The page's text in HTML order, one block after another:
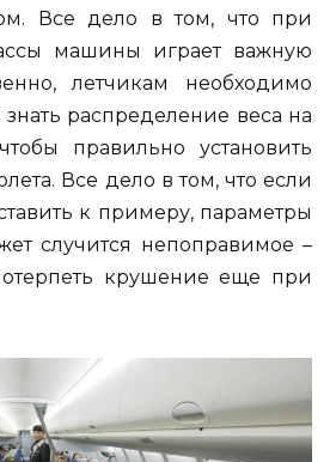
Все дело в том, что при
машины играет важную
летчикам необходимо
знать распределение веса на
правильно установить
Все дело в том, что если
к примеру, параметры
случится непоправимое –
крушение еще при